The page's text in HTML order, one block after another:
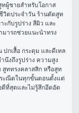
ผู้ชายสำหรับโอกาส
วิตประจำวัน ร้านตัดสูท
ะกับรูปร่าง สีผิว และ
มารถช่วยแนะนำทรง
ปกเสื้อ กระดุม และดีเทล
นึงถึงรูปร่าง ความสูง
สูททรงคลาสสิก หรือสูท
ะณีตในทุกขั้นตอนตั้งแต่
ที่สุดและไม่รู้สึกอึดอัด